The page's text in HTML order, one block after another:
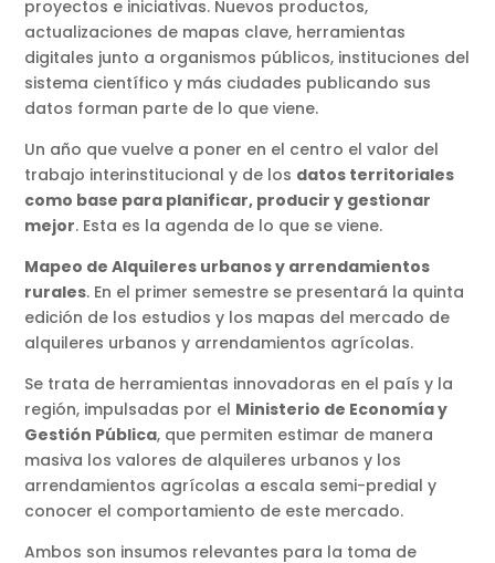
proyectos e iniciativas. Nuevos productos,
actualizaciones de mapas clave, herramientas
digitales junto a organismos públicos, instituciones del
sistema científico y más ciudades publicando sus
datos forman parte de lo que viene.
Un año que vuelve a poner en el centro el valor del
trabajo interinstitucional y de los datos territoriales
como base para planificar, producir y gestionar
mejor. Esta es la agenda de lo que se viene.
Mapeo de Alquileres urbanos y arrendamientos
rurales. En el primer semestre se presentará la quinta
edición de los estudios y los mapas del mercado de
alquileres urbanos y arrendamientos agrícolas.
Se trata de herramientas innovadoras en el país y la
región, impulsadas por el Ministerio de Economía y
Gestión Pública, que permiten estimar de manera
masiva los valores de alquileres urbanos y los
arrendamientos agrícolas a escala semi-predial y
conocer el comportamiento de este mercado.
Ambos son insumos relevantes para la toma de